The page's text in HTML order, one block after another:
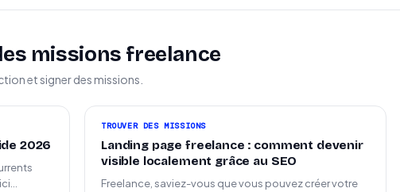
missions freelance
et signer des missions.
2026
TROUVER DES MISSIONS
Landing page freelance : comment devenir
visible localement grâce au SEO
Freelance, saviez-vous que vous pouvez créer votre